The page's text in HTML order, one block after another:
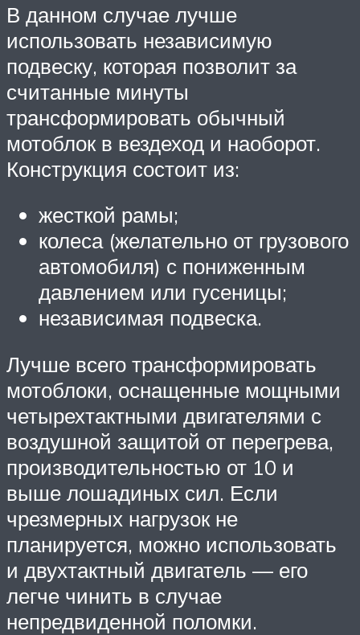
В данном случае лучше
использовать независимую
подвеску, которая позволит за
считанные минуты
трансформировать обычный
мотоблок в вездеход и наоборот.
Конструкция состоит из:
жесткой рамы;
колеса (желательно от грузового
автомобиля) с пониженным
давлением или гусеницы;
независимая подвеска.
Лучше всего трансформировать
мотоблоки, оснащенные мощными
четырехтактными двигателями с
воздушной защитой от перегрева,
производительностью от 10 и
выше лошадиных сил. Если
чрезмерных нагрузок не
планируется, можно использовать
и двухтактный двигатель — его
легче чинить в случае
непредвиденной поломки.